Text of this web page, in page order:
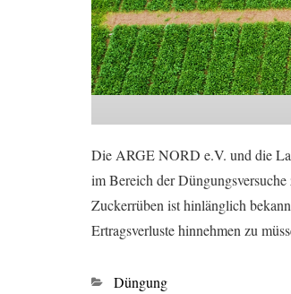
Die ARGE NORD e.V. und die
im Bereich der
Zuckerrüben ist hinlänglich
Ertragsverluste hinnehmen zu
Kategorien
Düngung